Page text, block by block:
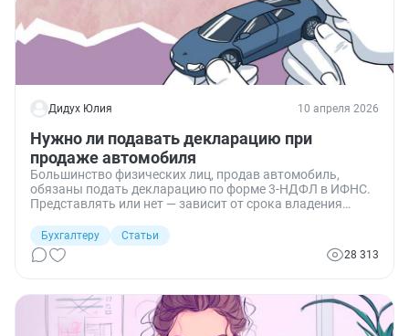
Дидух Юлия 10 апреля 2026
Нужно ли подавать декларацию при
продаже автомобиля
Большинство физических лиц, продав автомобиль,
обязаны подать декларацию по форме 3-НДФЛ в ИФНС.
Представлять или нет — зависит от срока владения
декларацию при продаже автомобиля 3-НДФЛ за 2025
год, и выясним сроки ее сдачи.
Бухгалтеру
Статьи
28 313